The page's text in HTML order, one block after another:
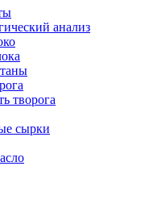
анализ
творога
сырки